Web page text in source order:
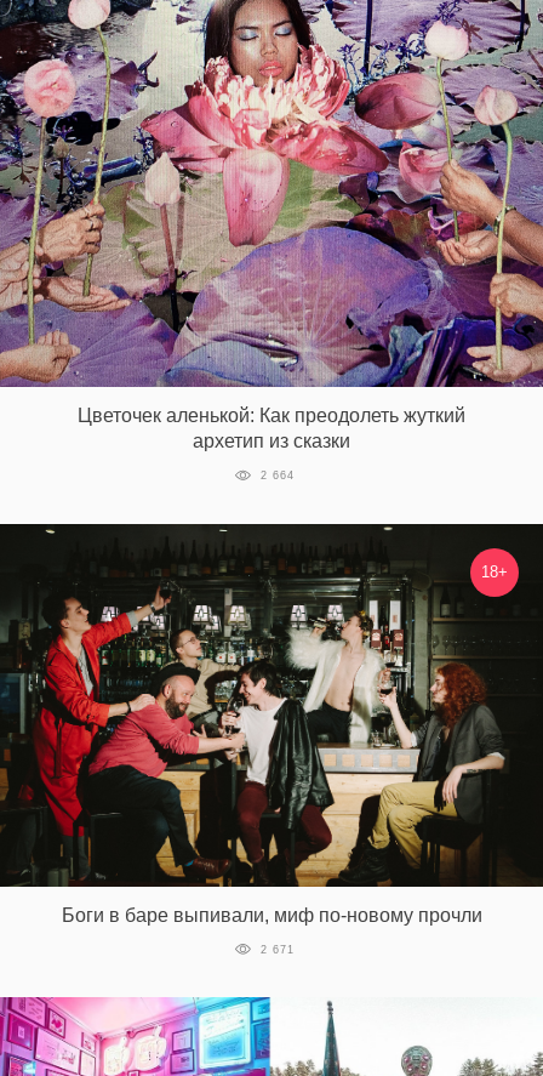
Цветочек аленькой: Как преодолеть жуткий
архетип из сказки
2 664
18+
Боги в баре выпивали, миф по-новому прочли
2 671